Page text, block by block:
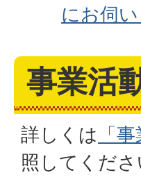
にお伺い
事業活
詳しくは 「
照してくださ